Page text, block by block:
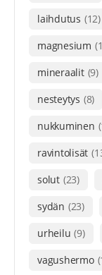
laihdutus (12)
magnesium
mineraalit (9)
nesteytys (8)
nukkuminen
ravintolisät
solut (23)
sydän (23)
urheilu (9)
vagushermo